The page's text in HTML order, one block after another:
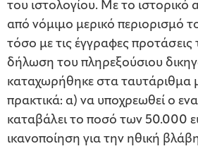
του ιστολογίου. Με το ιστορικό
από νόμιμο μερικό περιορισμό
τόσο με τις έγγραφες προτάσεις
δήλωση του πληρεξούσιου
καταχωρήθηκε στα ταυτάριθμα
πρακτικά: α) να υποχρεωθεί ο
καταβάλει το ποσό των 50.000
ικανοποίηση για την ηθική